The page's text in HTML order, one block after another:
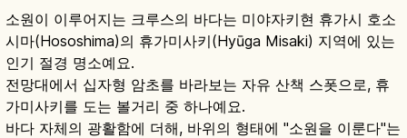
소원이 이루어지는 크루스의 바다는 미야자키현 휴가시 호소
시마(Hososhima)의 휴가미사키(Hyūga Misaki) 지역에 있는
인기 절경 명소예요.
전망대에서 십자형 암초를 바라보는 자유 산책 스폿으로, 휴
가미사키를 도는 볼거리 중 하나예요.
바다 자체의 광활함에 더해, 바위의 형태에 "소원을 이룬다"는